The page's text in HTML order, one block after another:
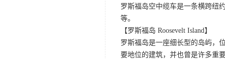
罗斯福岛空中缆车是一条横跨纽
等。
【罗斯福岛 Roosevelt Island】
罗斯福岛是一座细长型的岛屿，
要地位的建筑，并也曾是许多重